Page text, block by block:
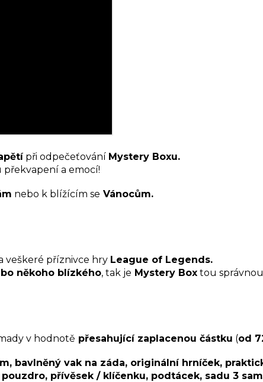
při odpečeťování Mystery Boxu.
a emocí!
nebo k blížícím se Vánocům.
veškeré příznivce hry League of Legends.
někoho blízkého, tak je Mystery Box tou
v hodnotě přesahující zaplacenou částku (od
bavlněný vak na záda, originální hrníček,
přívěsek / klíčenku, podtácek, sadu 3